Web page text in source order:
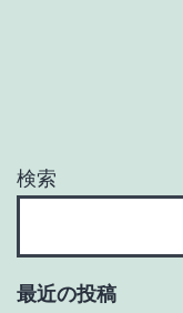
ョ
検索
最近の投稿